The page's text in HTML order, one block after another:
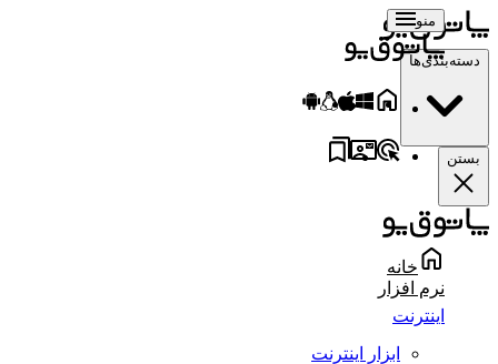
منو
خانه
نرم افزار
اینترنت
ابزار اینترنت